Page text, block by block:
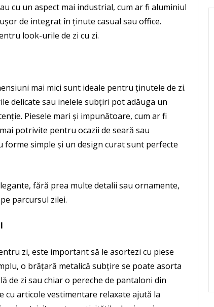
cu un aspect mai industrial, cum ar fi aluminiul
de integrat în ținute casual sau office.
look-urile de zi cu zi.
mai mici sunt ideale pentru ținutele de zi.
delicate sau inelele subțiri pot adăuga un
Piesele mari și impunătoare, cum ar fi
potrivite pentru ocazii de seară sau
forme simple și un design curat sunt perfecte
fără prea multe detalii sau ornamente,
parcursul zilei.
zi, este important să le asortezi cu piese
o brățară metalică subțire se poate asorta
de zi sau chiar o pereche de pantaloni din
cu articole vestimentare relaxate ajută la